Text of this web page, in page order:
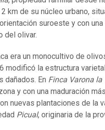
km de su núcleo urbano,
suroeste y con
del olivar.
era un monocultivo de
modificó la estructura
dañados. En Finca Varona la
y con una maduración
nuevas plantaciones de la
Picual, originaria de la